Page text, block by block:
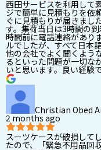
西田サービスを利用して
ジで簡単に見積もりを依
ぐに見積もりが届きまし
す。集荷当日は3時間の
時間前に電話連絡があり
ルでしたが、すべて日本
他の会社でよく聞くよう
るといった問題が一切な
いと思います。良い経験
Christian Obed
2 months ago
スーツケースが破損して
たので、「緊急不用品回